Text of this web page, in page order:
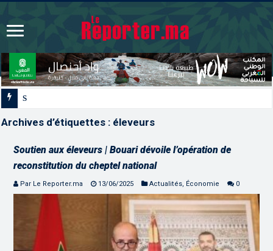
Signature à Santiago d’un protocole de coopé
Archives d’étiquettes : éleveurs
Soutien aux éleveurs | Bouari dévoile l’opération de
reconstitution du cheptel national
Par Le Reporter.ma 13/06/2025 Actualités, Économie 0